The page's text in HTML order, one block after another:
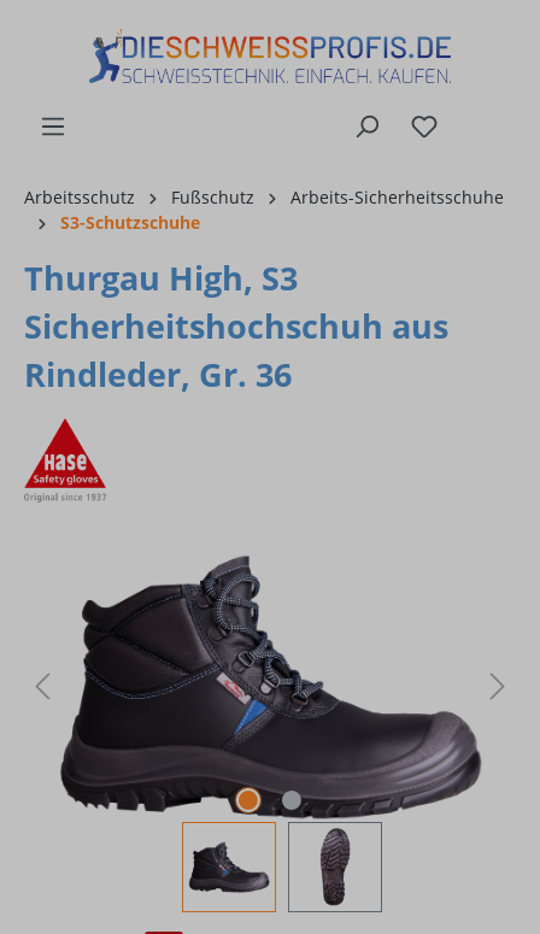
Arbeitsschutz Fußschutz
Arbeits-Sicherheitsschuhe
S3-Schutzschuhe
Thurgau High, S3
Sicherheitshochschuh aus
Rindleder, Gr. 36
Bildergalerie überspringen